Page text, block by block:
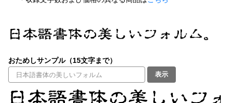
よくあるご質問
お問い合わせ
セット or 単体
おためしサンプル（15文字まで）
表示